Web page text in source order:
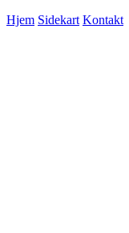
Hjem Sidekart Kontakt